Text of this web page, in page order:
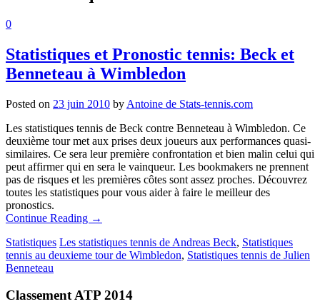
0
Statistiques et Pronostic tennis: Beck et
Benneteau à Wimbledon
Posted on 23 juin 2010 by Antoine de Stats-tennis.com
Les statistiques tennis de Beck contre Benneteau à Wimbledon. Ce
deuxième tour met aux prises deux joueurs aux performances quasi-
similaires. Ce sera leur première confrontation et bien malin celui qui
peut affirmer qui en sera le vainqueur. Les bookmakers ne prennent
pas de risques et les premières côtes sont assez proches. Découvrez
toutes les statistiques pour vous aider à faire le meilleur des
pronostics.
Continue Reading →
Statistiques Les statistiques tennis de Andreas Beck, Statistiques
tennis au deuxieme tour de Wimbledon, Statistiques tennis de Julien
Benneteau
Classement ATP 2014